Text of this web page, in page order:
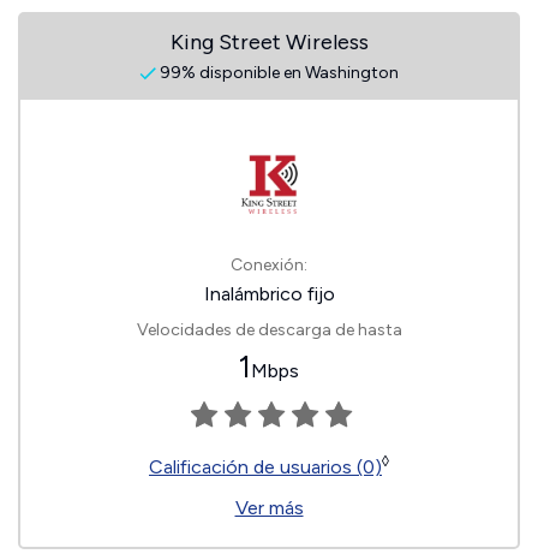
King Street Wireless
99% disponible en Washington
Conexión:
Inalámbrico fijo
Velocidades de descarga de hasta
1 Mbps
Calificación de usuarios (0)◊
Ver más